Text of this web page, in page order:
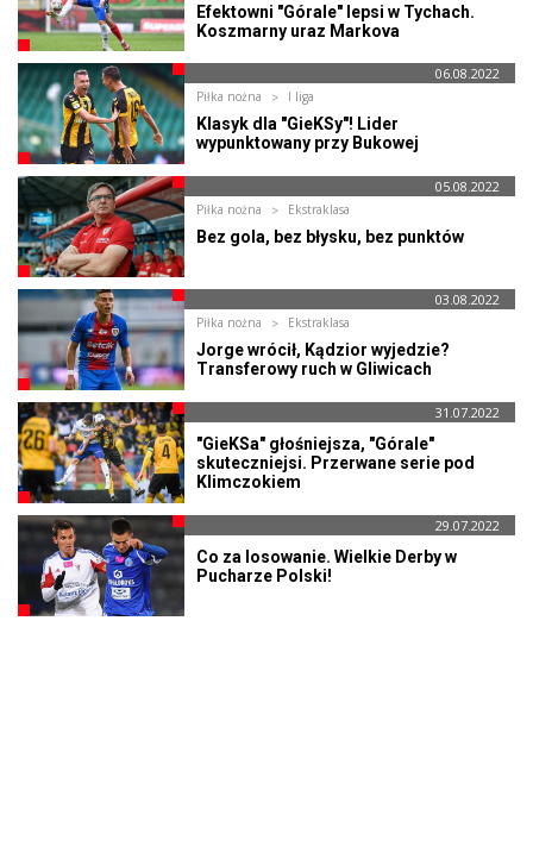
Efektowni "Górale" lepsi w Tychach.
Koszmarny uraz Markova
06.08.2022
Piłka nożna I liga
Klasyk dla "GieKSy"! Lider
wypunktowany przy Bukowej
05.08.2022
Piłka nożna Ekstraklasa
Bez gola, bez błysku, bez punktów
03.08.2022
Piłka nożna Ekstraklasa
Jorge wrócił, Kądzior wyjedzie?
Transferowy ruch w Gliwicach
31.07.2022
"GieKSa" głośniejsza, "Górale"
skuteczniejsi. Przerwane serie pod
Klimczokiem
29.07.2022
Co za losowanie. Wielkie Derby w
Pucharze Polski!